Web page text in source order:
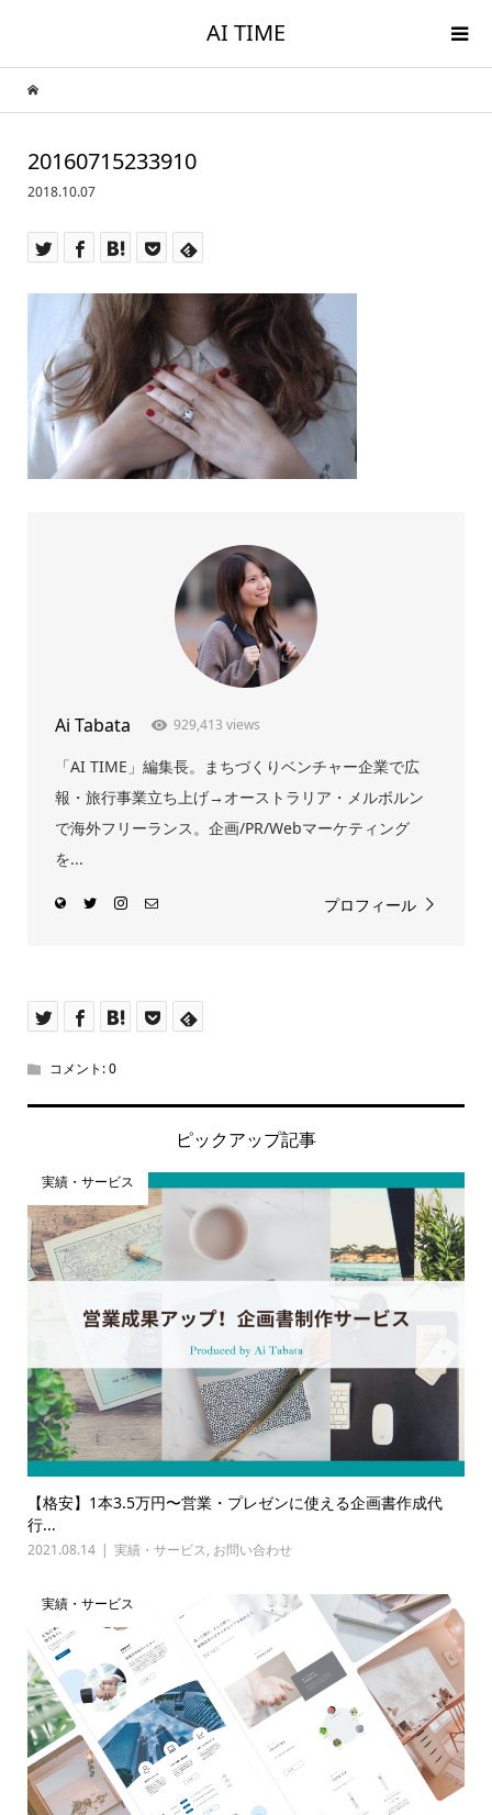
AI TIME
20160715233910
2018.10.07
Ai Tabata 929,413 views
「AI TIME」編集長。まちづくりベンチャー企業で広
報・旅行事業立ち上げ→オーストラリア・メルボルン
で海外フリーランス。企画/PR/Webマーケティング
を...
プロフィール
コメント:0
ピックアップ記事
実績・サービス
【格安】1本3.5万円〜営業・プレゼンに使える企画書作成代
行...
2021.08.14 実績・サービス, お問い合わせ
実績・サービス